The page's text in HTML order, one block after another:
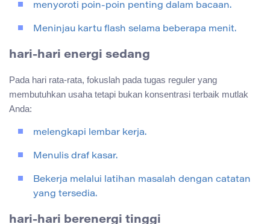
menyoroti poin-poin penting dalam bacaan.
Meninjau kartu flash selama beberapa menit.
hari-hari energi sedang
Pada hari rata-rata, fokuslah pada tugas reguler yang
membutuhkan usaha tetapi bukan konsentrasi terbaik mutlak
Anda:
melengkapi lembar kerja.
Menulis draf kasar.
Bekerja melalui latihan masalah dengan catatan
yang tersedia.
hari-hari berenergi tinggi